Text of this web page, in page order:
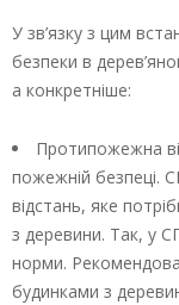
У зв’язку з цим
безпеки в
а конкретніше:
Протипожежна
пожежній безпеці.
відстань, яке
з деревини. Так, у
норми.
будинками з